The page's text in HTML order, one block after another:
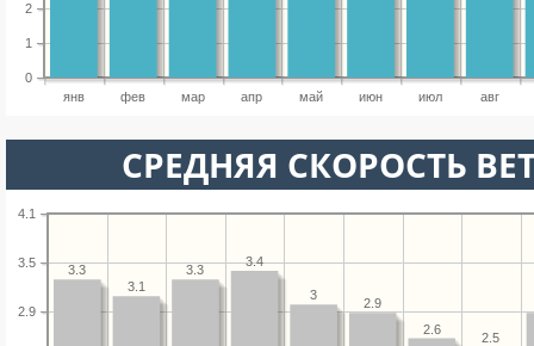
янв фев мар апр май июн июл авг
0
1
2
СРЕДНЯЯ СКОРОСТЬ
2.9
3.5
4.1
2.5
2.6
2.9
3
3.4
3.3
3.1
3.3